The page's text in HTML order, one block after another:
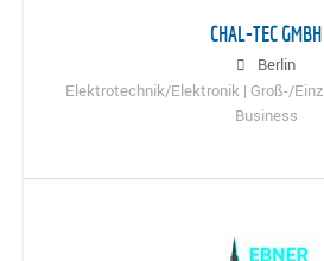
CHAL-TEC GMBH
Berlin
Elektrotechnik/Elektronik | Groß-/
Business